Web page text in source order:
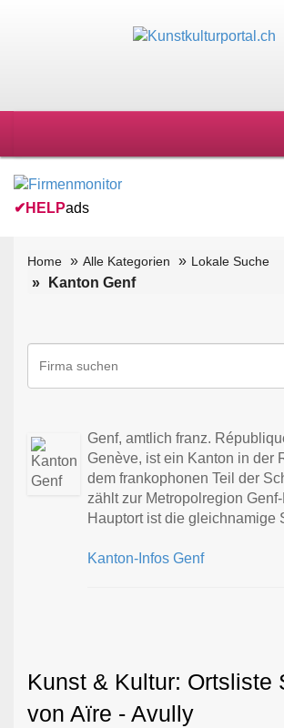
✔ HELPads
Home Alle Kategorien Lokale Suche
Kanton Genf
Genf, amtlich franz.
Genève, ist ein Kanton in der
dem frankophonen Teil der
zählt zur Metropolregion
Hauptort ist die gleichnamige
Kanton-Infos Genf
Kunst & Kultur: Ortsliste
von Aïre - Avully